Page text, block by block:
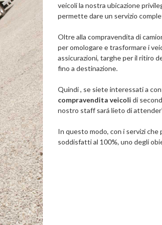
veicoli la nostra ubicazione
permette dare un servizio
Oltre alla compravendita di
per omologare e trasformare i
assicurazioni, targhe per il ritiro
fino a destinazione.
Quindi , se siete interessati a
compravendita veicoli di
nostro staff sará lieto di
In questo modo, con i servizi
soddisfatti al 100%, uno degli